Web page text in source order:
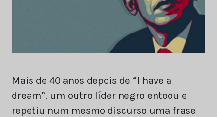
Mais de 40 anos depois de “I have a
dream”, um outro líder negro entoou e
repetiu num mesmo discurso uma frase